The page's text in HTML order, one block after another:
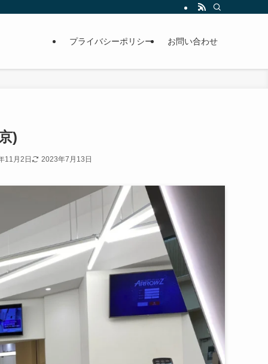
プライバシーポリシー お問い合わせ
)
11月2日 2023年7月13日